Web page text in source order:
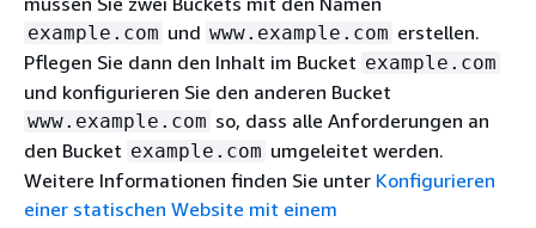
example.com und www.example.com erstellen.
Pflegen Sie dann den Inhalt im Bucket example.com
und konfigurieren Sie den anderen Bucket
www.example.com so, dass alle Anforderungen an
den Bucket example.com umgeleitet werden.
Weitere Informationen finden Sie unter Konfigurieren
einer statischen Website mit einem